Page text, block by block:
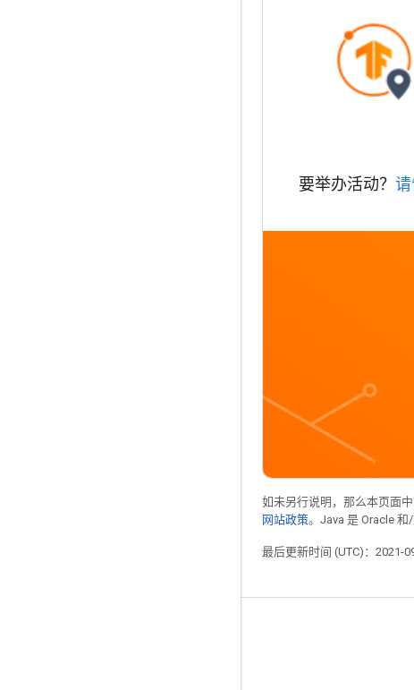
要举办活动？ 请
如未另行说明，那么本页面
网站政策。Java 是 Oracle 和
最后更新时间 (UTC)：2021-